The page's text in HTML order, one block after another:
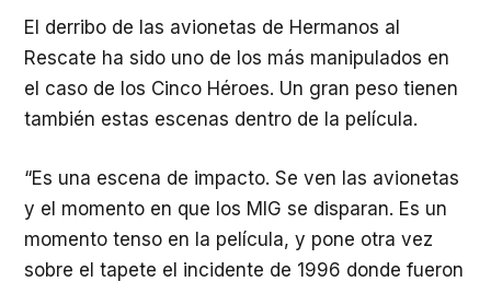
El derribo de las avionetas de Hermanos al
Rescate ha sido uno de los más manipulados en
el caso de los Cinco Héroes. Un gran peso tienen
también estas escenas dentro de la película.
“Es una escena de impacto. Se ven las avionetas
y el momento en que los MIG se disparan. Es un
momento tenso en la película, y pone otra vez
sobre el tapete el incidente de 1996 donde fueron